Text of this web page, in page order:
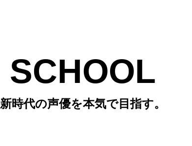
SCHOOL
新時代の声優を本気で目指す。